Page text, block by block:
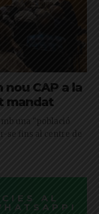
CAP a la
mandat
una "població
se fins al centre de
AL